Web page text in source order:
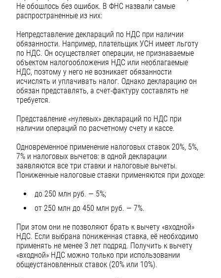
Не обошлось без ошибок. В ФНС назвали самые
распространенные из них:
Непредставление деклараций по НДС при наличии
обязанности. Например, плательщик УСН имеет льготу
по НДС. Он осуществляет операции, не признаваемые
объектом налогообложения НДС или необлагаемые
НДС, поэтому у него не возникает обязанности
исчислять и уплачивать налог. Однако декларацию он
обязан представлять, а счет-фактуру составлять не
требуется.
Представление «нулевых» деклараций по НДС при
наличии операций по расчетному счету и кассе.
Одновременное применение налоговых ставок 20%, 5%,
7% и налоговых вычетов: в одной декларации
заявляются все три ставки и налоговые вычеты.
Пониженные налоговые ставки применяются при доходе:
до 250 млн руб. — 5%;
от 250 млн до 450 млн руб. — 7%.
При этом они не позволяют брать к вычету «входной»
НДС. Если выбрана пониженная ставка, её необходимо
применять не менее 3 лет подряд. Получить к вычету
«входной» НДС можно только при использовании
общеустановленных ставок (20% или 10%).